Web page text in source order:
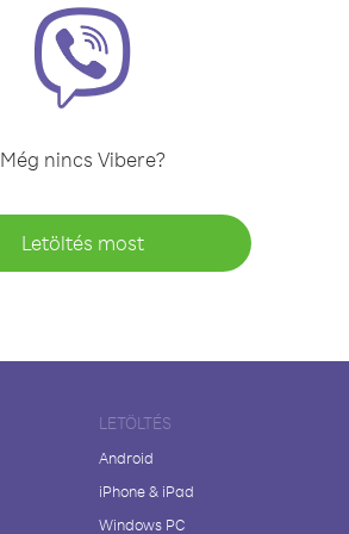
Még nincs Vibere?
Letöltés most
LETÖLTÉS
Android
iPhone & iPad
Windows PC